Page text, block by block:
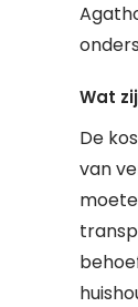
Wat
De
van